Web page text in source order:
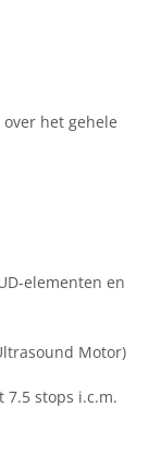
het gehele
elementen en
Motor)
7.5 stops i.c.m.